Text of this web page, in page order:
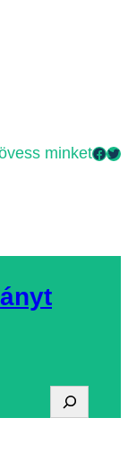
minketFacebook Twitter